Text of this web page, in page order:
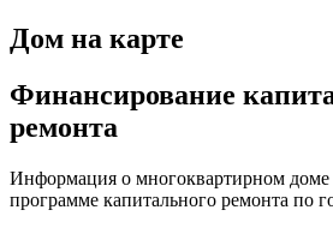
Дом на карте
Финансирование
ремонта
Информация о многоквартирном доме
программе капитального ремонта по